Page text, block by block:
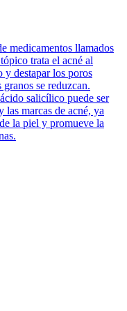
medicamentos llamados
trata el acné al
destapar los poros
se reduzcan.
salicílico puede ser
las marcas de acné, ya
la piel y promueve la